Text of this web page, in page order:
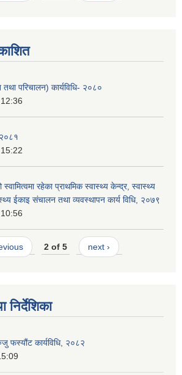
परिचालन) कार्यविधि- २०८०
२०८१
स्वामित्वमा रहेका प्राथमिक स्वास्थ्य केन्द्र, स्वास्थ्य
ईकाइ संचालन तथा व्यवस्थापन कार्य विधि, २०७९
2 of 5 next ›
फस्यौंट कार्यविधि, २०८२